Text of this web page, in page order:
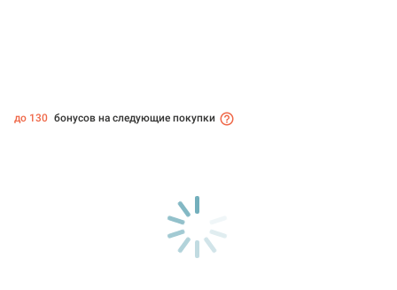
до 130 бонусов на следующие покупки